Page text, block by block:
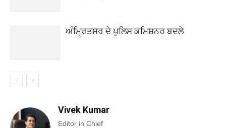
ਅੰਮ੍ਰਿਤਸਰ ਦੇ ਪੁਲਿਸ ਕਮਿਸ਼ਨਰ ਬਦਲੇ
Vivek Kumar
Editor in Chief